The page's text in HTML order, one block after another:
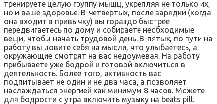
тренируете целую группу мышц, укрепляя не только их,
но и ваше здоровье. В-четвертых, после зарядки (когда
она входит в привычку) вы гораздо быстрее
передвигаетесь по дому и собираете необходимые
вещи, чтобы начать трудовой день. В-пятых, по пути на
работу вы ловите себя на мысли, что улыбаетесь, а
окружающие смотрят на вас недоумевая. На работу
прибываете уже бодрой и готовой включиться в
деятельность. Более того, активность вас
подпитывает не один и не два часа, а позволяет
наслаждаться энергией как минимум 8 часов. Можете
для бодрости с утра включить музыку на beats pill.